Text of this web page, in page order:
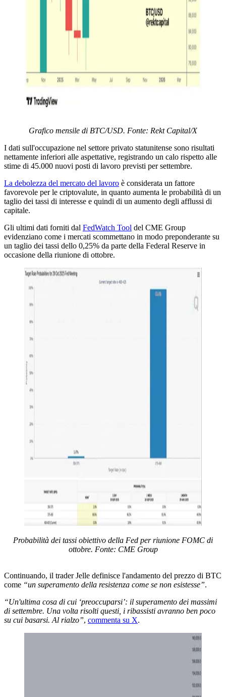
Grafico mensile di BTC/USD. Fonte: Rekt Capital/X
I dati sull'occupazione nel settore privato statunitense sono risultati
nettamente inferiori alle aspettative, registrando un calo rispetto alle
stime di 45.000 nuovi posti di lavoro previsti per settembre.
La debolezza del mercato del lavoro è considerata un fattore
favorevole per le criptovalute, in quanto aumenta le probabilità di un
taglio dei tassi di interesse e quindi di un aumento degli afflussi di
capitale.
Gli ultimi dati forniti dal FedWatch Tool del CME Group
evidenziano come i mercati scommettano in modo preponderante su
un taglio dei tassi dello 0,25% da parte della Federal Reserve in
occasione della riunione di ottobre.
Probabilità dei tassi obiettivo della Fed per riunione FOMC di
ottobre. Fonte: CME Group
Continuando, il trader Jelle definisce l'andamento del prezzo di BTC
come “un superamento della resistenza come se non esistesse”.
“Un'ultima cosa di cui ‘preoccuparsi’: il superamento dei massimi
di settembre. Una volta risolti questi, i ribassisti avranno ben poco
su cui basarsi. Al rialzo”, commenta su X.